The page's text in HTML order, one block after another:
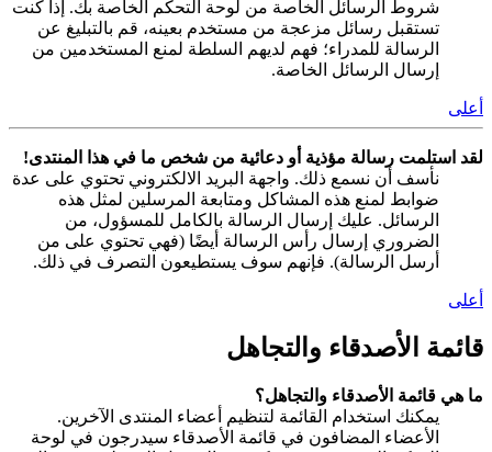
شروط الرسائل الخاصة من لوحة التحكم الخاصة بك. إذا كنت
تستقبل رسائل مزعجة من مستخدم بعينه، قم بالتبليغ عن
الرسالة للمدراء؛ فهم لديهم السلطة لمنع المستخدمين من
إرسال الرسائل الخاصة.
أعلى
لقد استلمت رسالة مؤذية أو دعائية من شخص ما في هذا المنتدى!
نأسف أن نسمع ذلك. واجهة البريد الالكتروني تحتوي على عدة
ضوابط لمنع هذه المشاكل ومتابعة المرسلين لمثل هذه
الرسائل. عليك إرسال الرسالة بالكامل للمسؤول، من
الضروري إرسال رأس الرسالة أيضًا (فهي تحتوي على من
أرسل الرسالة). فإنهم سوف يستطيعون التصرف في ذلك.
أعلى
قائمة الأصدقاء والتجاهل
ما هي قائمة الأصدقاء والتجاهل؟
يمكنك استخدام القائمة لتنظيم أعضاء المنتدى الآخرين.
الأعضاء المضافون في قائمة الأصدقاء سيدرجون في لوحة